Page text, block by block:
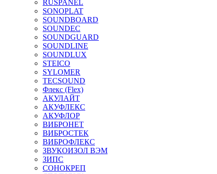
RUSPANEL
SONOPLAT
SOUNDBOARD
SOUNDEC
SOUNDGUARD
SOUNDLINE
SOUNDLUX
STEICO
SYLOMER
TECSOUND
Флекс (Flex)
АКУЛАЙТ
АКУФЛЕКС
АКУФЛОР
ВИБРОНЕТ
ВИБРОСТЕК
ВИБРОФЛЕКС
ЗВУКОИЗОЛ ВЭМ
ЗИПС
СОНОКРЕП